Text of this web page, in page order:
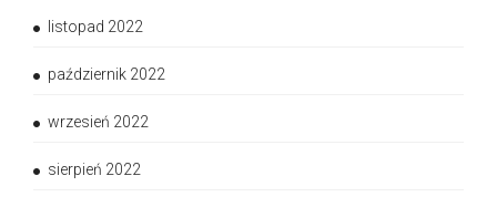
listopad 2022
październik 2022
wrzesień 2022
sierpień 2022